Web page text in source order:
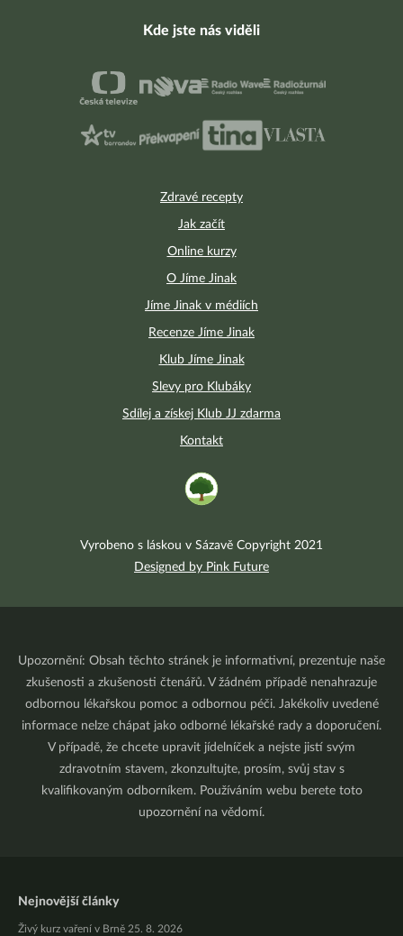
Zdravé recepty
Jak začít
Online kurzy
O Jíme Jinak
Jíme Jinak v médiích
Recenze Jíme Jinak
Klub Jíme Jinak
Slevy pro Klubáky
Sdílej a získej Klub JJ zdarma
Kontakt
Kde jste nás viděli
Vyrobeno s láskou v Sázavě Copyright 2021
Designed by Pink Future
Upozornění: Obsah těchto stránek je informativní, prezentuje naše
zkušenosti a zkušenosti čtenářů. V žádném případě nenahrazuje
odbornou lékařskou pomoc a odbornou péči. Jakékoliv uvedené
informace nelze chápat jako odborné lékařské rady a doporučení.
V případě, že chcete upravit jídelníček a nejste jistí svým
zdravotním stavem, zkonzultujte, prosím, svůj stav s
kvalifikovaným odborníkem. Používáním webu berete toto
upozornění na vědomí.
Nejnovější články
Živý kurz vaření v Brně 25. 8. 2026